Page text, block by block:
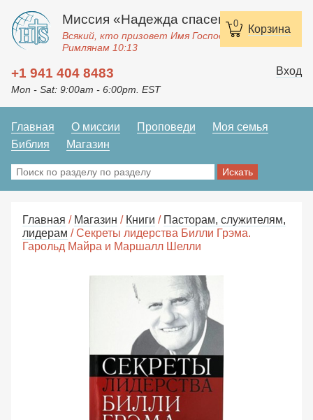
0 Корзина
Миссия «Надежда спасения»
Всякий, кто призовет Имя Господне, спасется.
Римлянам 10:13
+1 941 404 8483
Mon - Sat: 9:00am - 6:00pm. EST
Вход
Главная О миссии Проповеди
Моя семья
Библия
Магазин
Главная / Магазин / Книги / Пасторам, служителям,
лидерам / Секреты лидерства Билли Грэма.
Гарольд Майра и Маршалл Шелли